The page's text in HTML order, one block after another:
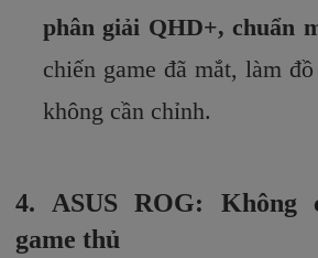
phân giải QHD+, chuẩn
chiến game đã mắt, làm
không cần chỉnh.
4. ASUS ROG: Không
game thủ